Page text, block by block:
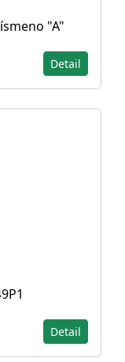
"A"
Detail
Detail